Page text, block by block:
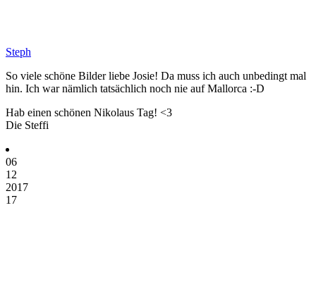
Steph
So viele schöne Bilder liebe Josie! Da muss ich auch unbedingt mal
hin. Ich war nämlich tatsächlich noch nie auf Mallorca :-D
Hab einen schönen Nikolaus Tag! <3
Die Steffi
06
12
2017
17